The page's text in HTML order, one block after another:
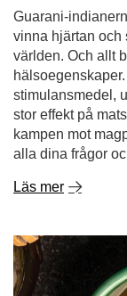
Guarani-
vinna hjärtan och
världen. Och allt
stimulansmedel,
stor effekt på
kampen mot
alla dina frågor
Läs mer